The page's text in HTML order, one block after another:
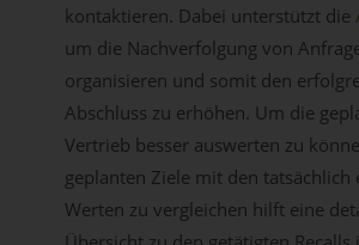
kontaktieren. Dabei unterstützt die
um die Nachverfolgung von
organisieren und somit den
Abschluss zu erhöhen. Um die
Vertrieb besser auswerten zu
geplanten Ziele mit den tatsächlich
Werten zu vergleichen hilft eine